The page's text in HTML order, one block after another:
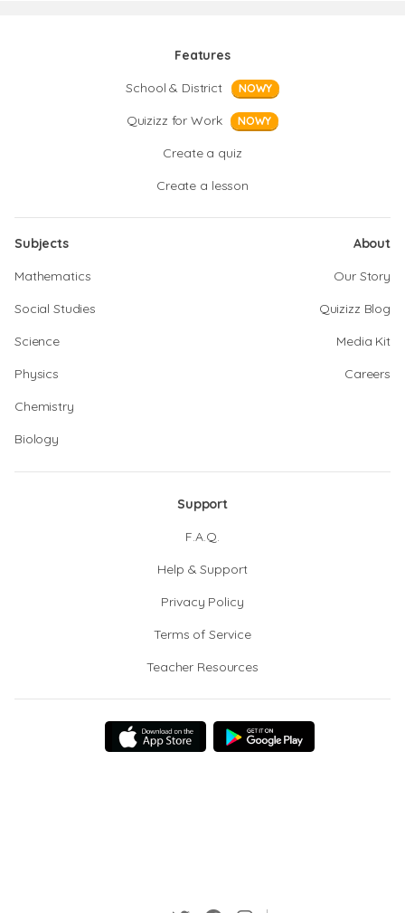
Features
School & District
NOWY
Quizizz for Work NOWY
Create a quiz
Create a lesson
Subjects
Mathematics
Social Studies
Science
Physics
Chemistry
Biology
About
Our Story
Quizizz Blog
Media Kit
Careers
Support
F.A.Q.
Help & Support
Privacy Policy
Terms of Service
Teacher Resources